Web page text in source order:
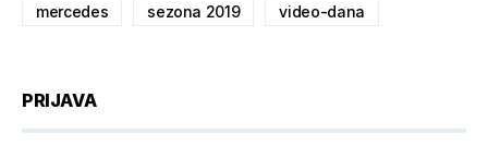
mercedes sezona 2019 video-dana
PRIJAVA